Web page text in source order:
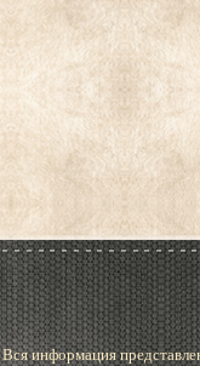
Вся информация